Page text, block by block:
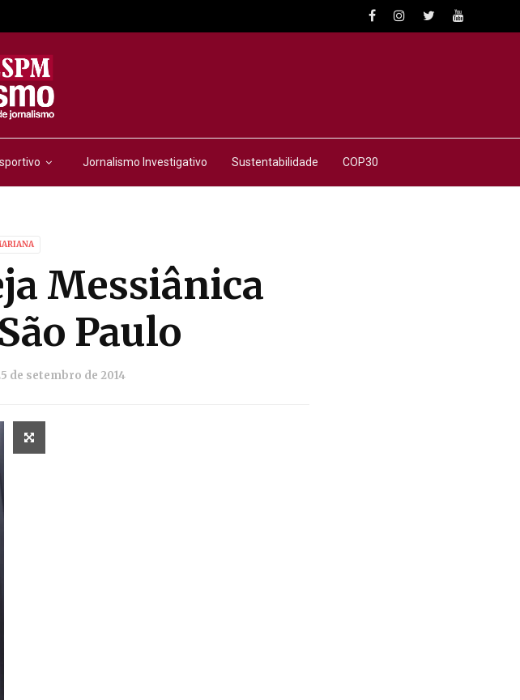
Jornalismo Investigativo Sustentabilidade COP30
Messiânica
Paulo
de setembro de 2014